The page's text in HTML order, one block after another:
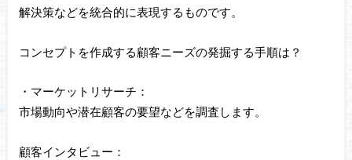
解決策などを統合的に表現するものです。
コンセプトを作成する顧客ニーズの発掘する手順は？
・マーケットリサーチ：
市場動向や潜在顧客の要望などを調査します。
顧客インタビュー：